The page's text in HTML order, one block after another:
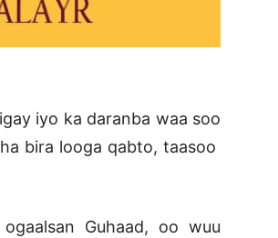
iyo ka daranba waa soo
bira looga qabto, taasoo
Guhaad, oo wuu